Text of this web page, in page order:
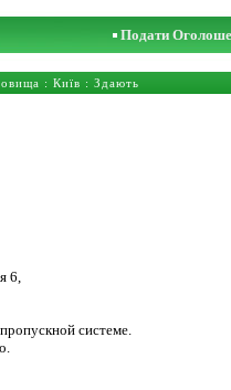
Подати
: Київ : Здають
6,
системе.